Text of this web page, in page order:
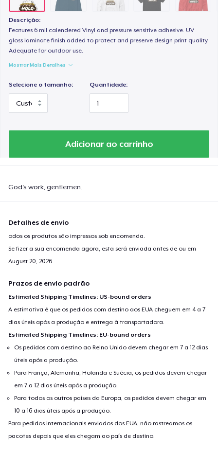
Descrição:
Features 6 mil calendered Vinyl and pressure sensitive adhesive. UV
gloss laminate finish added to protect and preserve design print quality.
Adequate for outdoor use.
Mostrar Mais Detalhes
Selecione o tamanho: Quantidade:
Adicionar ao carrinho
God's work, gentlemen.
Detalhes de envio
odos os produtos são impressos sob encomenda.
Se fizer a sua encomenda agora, esta será enviada antes de ou em
August 20, 2026.
Prazos de envio padrão
Estimated Shipping Timelines: US-bound orders
A estimativa é que os pedidos com destino aos EUA cheguem em 4 a 7
dias úteis após a produção e entrega à transportadora.
Estimated Shipping Timelines: EU-bound orders
Os pedidos com destino ao Reino Unido devem chegar em 7 a 12 dias
úteis após a produção.
Para França, Alemanha, Holanda e Suécia, os pedidos devem chegar
em 7 a 12 dias úteis após a produção.
Para todos os outros países da Europa, os pedidos devem chegar em
10 a 16 dias úteis após a produção.
Para pedidos internacionais enviados dos EUA, não rastreamos os
pacotes depois que eles chegam ao país de destino.
Unisex Classic Crewneck Sweatshirt
Women's Classic Tee
US$ 24,99
US$ 26,99
Premium V-Neck Tee
Women's Comfort Tee
Classic Tank Top
US$ 21,99
Kids Premium Tee
Women's Flowy Tank Top
US$ 26,99
Premium Tank Top
US$ 25,99
Women's Boyfriend Tee
US$ 26,99
Eco Unisex Tee
US$ 27,99